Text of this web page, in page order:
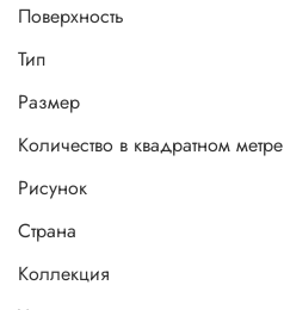
Поверхность
Тип
Размер
Количество в квадратном метре
Рисунок
Страна
Коллекция